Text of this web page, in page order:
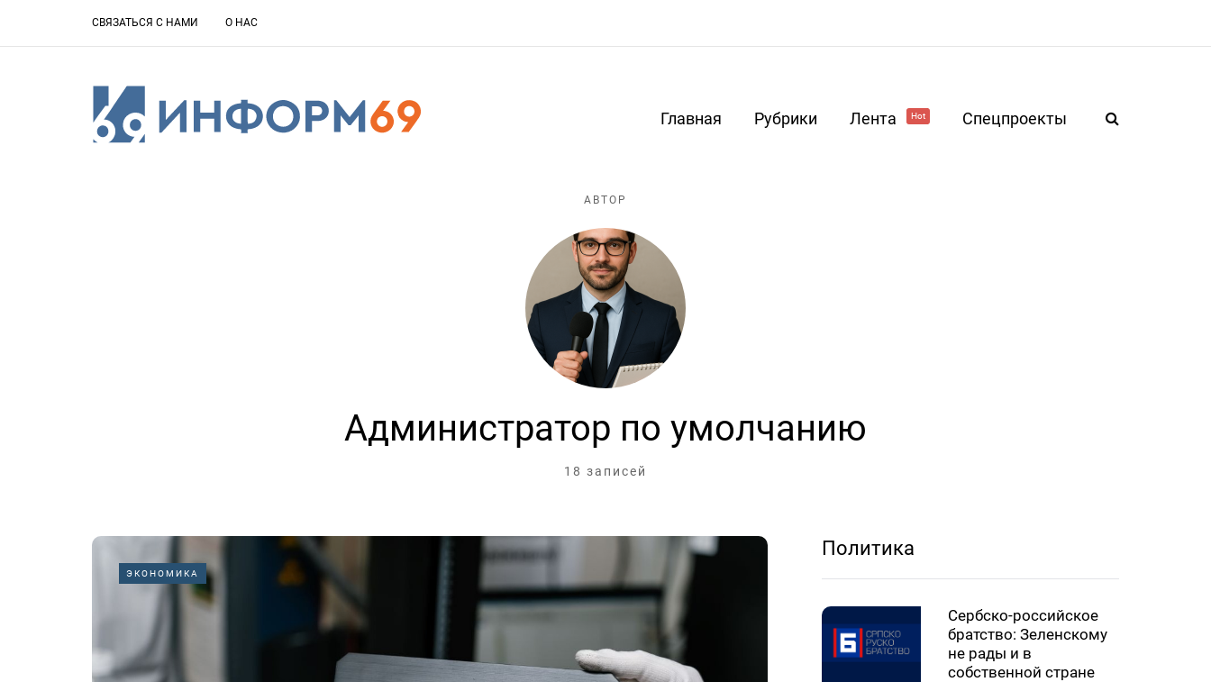
СВЯЗАТЬСЯ С НАМИ О НАС
Главная Рубрики Лента Hot Спецпроекты
АВТОР
Администратор по умолчанию
18 записей
ЭКОНОМИКА
Политика
Сербско-российское
братство: Зеленскому
не рады и в
собственной стране